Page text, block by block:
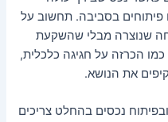
פיתוחים בסביבה. תחשוב על
שנוצרה מבלי שהשקעת
הכרזה על חגיגה כלכלית,
את הנושא.
נכסים בהחלט צריכים